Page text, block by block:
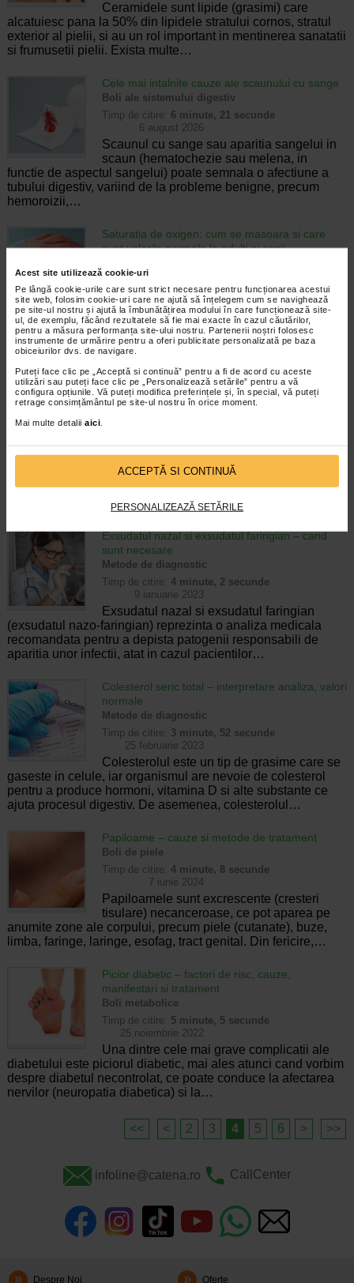
Acest site utilizează cookie-uri
Pe lângă cookie-urile care sunt strict necesare pentru funcționarea acestui
site web, folosim cookie-uri care ne ajută să înțelegem cum se navighează
pe site-ul nostru și ajută la îmbunătățirea modului în care funcționează site-
ul, de exemplu, făcând rezultatele să fie mai exacte în cazul căutărilor,
pentru a măsura performanța site-ului nostru. Partenerii noștri folosesc
instrumente de urmărire pentru a oferi publicitate personalizată pe baza
obiceiurilor dvs. de navigare.
Puteți face clic pe „Acceptă si continuă” pentru a fi de acord cu aceste
utilizări sau puteți face clic pe „Personalizează setările” pentru a vă
configura opțiunile. Vă puteți modifica preferințele și, în special, vă puteți
retrage consimțământul pe site-ul nostru în orice moment.
Mai multe detalii aici
ACCEPTĂ SI CONTINUĂ
PERSONALIZEAZĂ SETĂRILE
Ceramidele sunt lipide (grasimi) care
alcatuiesc pana la 50% din lipidele stratului cornos, stratul
exterior al pielii, si au un rol important in mentinerea sanatatii
si frumusetii pielii. Exista multe…
Cele mai intalnite cauze ale scaunului cu sange
Boli ale sistemului digestiv
Timp de citire: 6 minute, 21 secunde
6 august 2026
Scaunul cu sange sau aparitia sangelui in
scaun (hematochezie sau melena, in
functie de aspectul sangelui) poate semnala o afectiune a
tubului digestiv, variind de la probleme benigne, precum
hemoroizii,…
Saturatia de oxigen: cum se masoara si care
sunt valorile normale la adulti si copii
26 ianuarie 2023
Saturatia de oxigen este stabilita atunci
cand se masoara oxigenul din sange (oxigenul circulant), iar
pentru ca organismul sa functioneze corect, acesta trebuie
sa se incadreze intre anumite valori (exprimate…
Fertilizare in vitro (FIV) – etape, recomandari,
temeri si riscuri
Fertilizarea in vitro sau, pe scurt, FIV, este o
procedura de reproducere umana asistata si una dintre
tehnicile ce vin in ajutorul cuplurilor care se confrunta cu
infertilitatea. Fertilizarea in vitro…
Exsudatul nazal si exsudatul faringian – cand
sunt necesare
Metode de diagnostic
Timp de citire: 4 minute, 2 secunde
9 ianuarie 2023
Exsudatul nazal si exsudatul faringian
(exsudatul nazo-faringian) reprezinta o analiza medicala
recomandata pentru a depista patogenii responsabili de
aparitia unor infectii, atat in cazul pacientilor…
Colesterol seric total – interpretare analiza, valori
normale
Metode de diagnostic
Timp de citire: 3 minute, 52 secunde
25 februarie 2023
Colesterolul este un tip de grasime care se
gaseste in celule, iar organismul are nevoie de colesterol
pentru a produce hormoni, vitamina D si alte substante ce
ajuta procesul digestiv. De asemenea, colesterolul…
Papiloame – cauze si metode de tratament
Boli de piele
Timp de citire: 4 minute, 8 secunde
7 iunie 2024
Papiloamele sunt excrescente (cresteri
tisulare) necanceroase, ce pot aparea pe
anumite zone ale corpului, precum piele (cutanate), buze,
limba, faringe, laringe, esofag, tract genital. Din fericire,…
Picior diabetic – factori de risc, cauze,
manifestari si tratament
Boli metabolice
Timp de citire: 5 minute, 5 secunde
25 noiembrie 2022
Una dintre cele mai grave complicatii ale
diabetului este piciorul diabetic, mai ales atunci cand vorbim
despre diabetul necontrolat, ce poate conduce la afectarea
nervilor (neuropatia diabetica) si la…
<< < 2 3 4 5 6 > >>
infoline@catena.ro CallCenter
Despre Noi Oferte